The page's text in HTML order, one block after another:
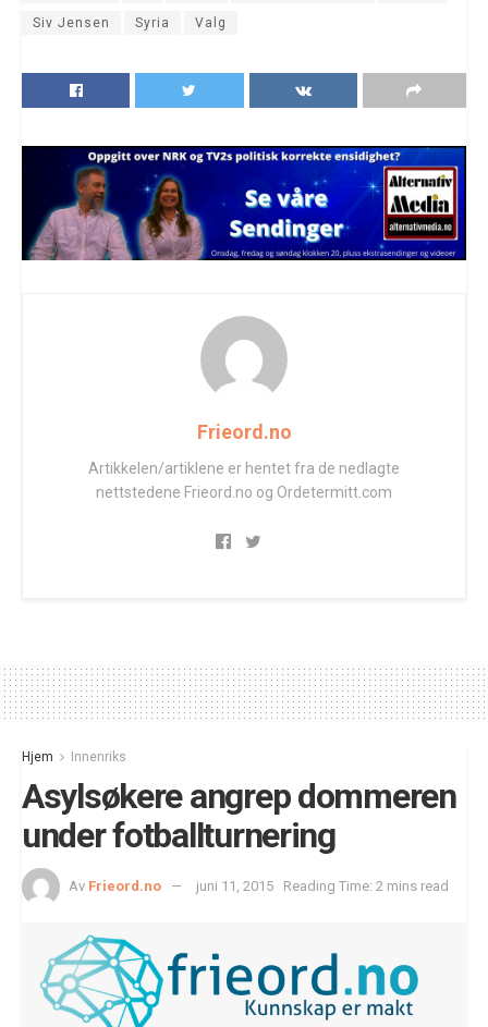
Siv Jensen Syria Valg
Frieord.no
Artikkelen/artiklene er hentet fra de nedlagte
nettstedene Frieord.no og Ordetermitt.com
Hjem Innenriks
Asylsøkere angrep dommeren
under fotballturnering
Av Frieord.no juni 11, 2015 Reading Time: 2 mins read